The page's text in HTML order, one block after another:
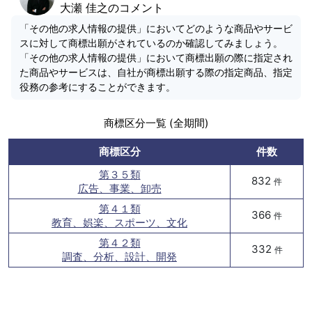
大瀬 佳之のコメント
「その他の求人情報の提供」においてどのような商品やサービ
スに対して商標出願がされているのか確認してみましょう。
「その他の求人情報の提供」において商標出願の際に指定され
た商品やサービスは、自社が商標出願する際の指定商品、指定
役務の参考にすることができます。
商標区分一覧 (全期間)
商標区分
件数
第３５類
広告、事業、卸売
832 件
第４１類
教育、娯楽、スポーツ、文化
366 件
第４２類
調査、分析、設計、開発
332 件